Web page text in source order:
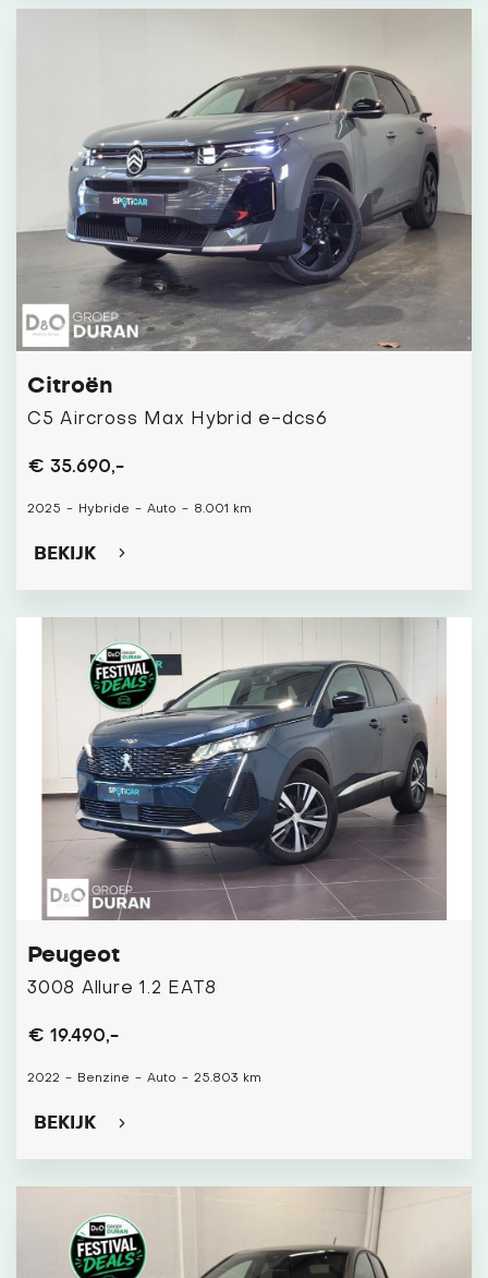
Citroën
C5 Aircross Max Hybrid e-dcs6
€ 35.690,-
2025 - Hybride - Auto - 8.001 km
BEKIJK
Peugeot
3008 Allure 1.2 EAT8
€ 19.490,-
2022 - Benzine - Auto - 25.803 km
BEKIJK